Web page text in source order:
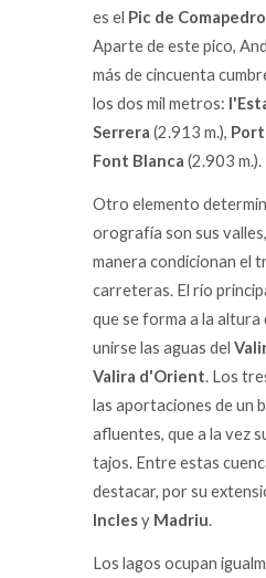
es el Pic de
Aparte de este pico,
más de cincuenta
los dos mil metros:
Serrera (2.913 m.),
Font Blanca (2.903 m.).
Otro elemento
orografía son sus
manera condicionan el
carreteras. El río
que se forma a la altura
unirse las aguas del
Valira d'Orient. Los
las aportaciones de un
afluentes, que a la vez
tajos. Entre estas
destacar, por su
lnclesy Madriu.
Los lagos ocupan